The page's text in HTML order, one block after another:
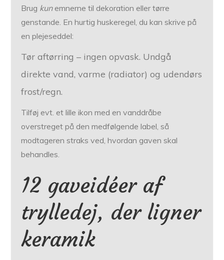
Brug kunemnerne til dekoration eller tørre
genstande. En hurtig huskeregel, du kan skrive på
en plejeseddel:
Tør aftørring – ingen opvask. Undgå
direkte vand, varme (radiator) og udendørs
frost/regn.
Tilføj evt. et lille ikon med en vanddråbe
overstreget på den medfølgende label, så
modtageren straks ved, hvordan gaven skal
behandles.
12 gaveidéer af
trylledej, der ligner
keramik